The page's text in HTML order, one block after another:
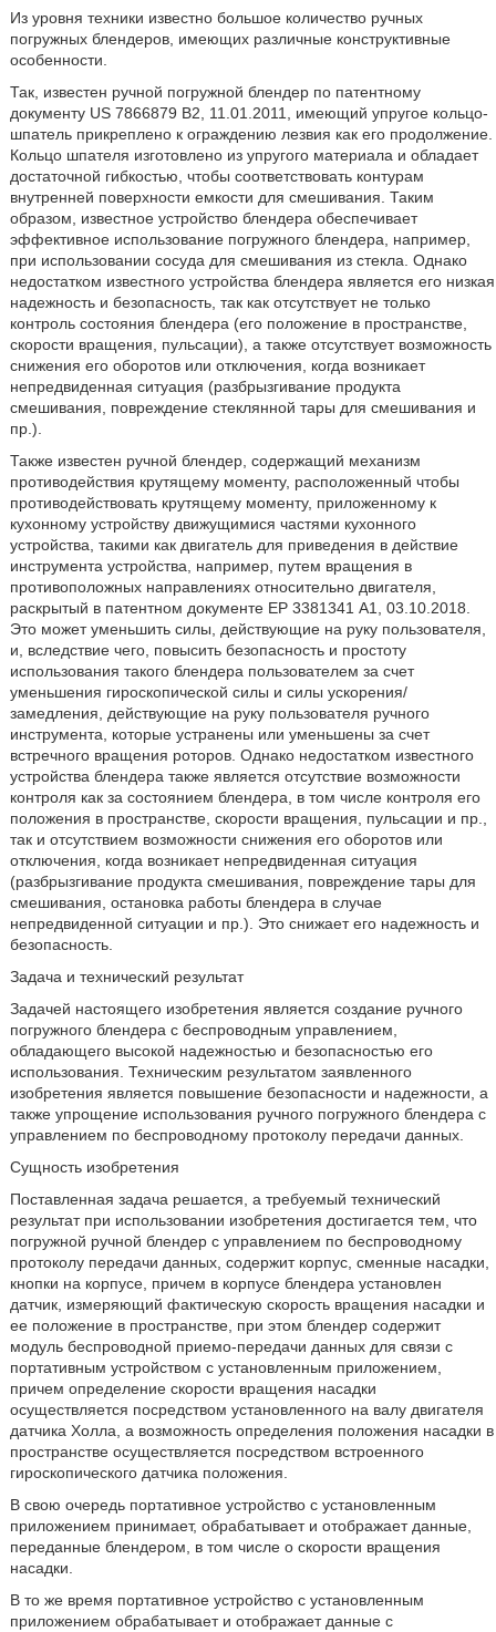
Из уровня техники известно большое количество ручных
погружных блендеров, имеющих различные конструктивные
особенности.
Так, известен ручной погружной блендер по патентному
документу US 7866879 В2, 11.01.2011, имеющий упругое кольцо-
шпатель прикреплено к ограждению лезвия как его продолжение.
Кольцо шпателя изготовлено из упругого материала и обладает
достаточной гибкостью, чтобы соответствовать контурам
внутренней поверхности емкости для смешивания. Таким
образом, известное устройство блендера обеспечивает
эффективное использование погружного блендера, например,
при использовании сосуда для смешивания из стекла. Однако
недостатком известного устройства блендера является его низкая
надежность и безопасность, так как отсутствует не только
контроль состояния блендера (его положение в пространстве,
скорости вращения, пульсации), а также отсутствует возможность
снижения его оборотов или отключения, когда возникает
непредвиденная ситуация (разбрызгивание продукта
смешивания, повреждение стеклянной тары для смешивания и
пр.).
Также известен ручной блендер, содержащий механизм
противодействия крутящему моменту, расположенный чтобы
противодействовать крутящему моменту, приложенному к
кухонному устройству движущимися частями кухонного
устройства, такими как двигатель для приведения в действие
инструмента устройства, например, путем вращения в
противоположных направлениях относительно двигателя,
раскрытый в патентном документе ЕР 3381341 А1, 03.10.2018.
Это может уменьшить силы, действующие на руку пользователя,
и, вследствие чего, повысить безопасность и простоту
использования такого блендера пользователем за счет
уменьшения гироскопической силы и силы ускорения/
замедления, действующие на руку пользователя ручного
инструмента, которые устранены или уменьшены за счет
встречного вращения роторов. Однако недостатком известного
устройства блендера также является отсутствие возможности
контроля как за состоянием блендера, в том числе контроля его
положения в пространстве, скорости вращения, пульсации и пр.,
так и отсутствием возможности снижения его оборотов или
отключения, когда возникает непредвиденная ситуация
(разбрызгивание продукта смешивания, повреждение тары для
смешивания, остановка работы блендера в случае
непредвиденной ситуации и пр.). Это снижает его надежность и
безопасность.
Задача и технический результат
Задачей настоящего изобретения является создание ручного
погружного блендера с беспроводным управлением,
обладающего высокой надежностью и безопасностью его
использования. Техническим результатом заявленного
изобретения является повышение безопасности и надежности, а
также упрощение использования ручного погружного блендера с
управлением по беспроводному протоколу передачи данных.
Сущность изобретения
Поставленная задача решается, а требуемый технический
результат при использовании изобретения достигается тем, что
погружной ручной блендер с управлением по беспроводному
протоколу передачи данных, содержит корпус, сменные насадки,
кнопки на корпусе, причем в корпусе блендера установлен
датчик, измеряющий фактическую скорость вращения насадки и
ее положение в пространстве, при этом блендер содержит
модуль беспроводной приемо-передачи данных для связи с
портативным устройством с установленным приложением,
причем определение скорости вращения насадки
осуществляется посредством установленного на валу двигателя
датчика Холла, а возможность определения положения насадки в
пространстве осуществляется посредством встроенного
гироскопического датчика положения.
В свою очередь портативное устройство с установленным
приложением принимает, обрабатывает и отображает данные,
переданные блендером, в том числе о скорости вращения
насадки.
В то же время портативное устройство с установленным
приложением обрабатывает и отображает данные с